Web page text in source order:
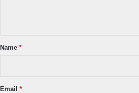
*
Name *
Email *